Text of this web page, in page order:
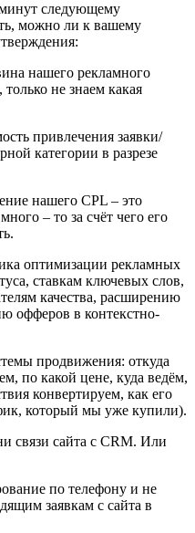
следующему
можно ли к вашему
нашего рекламного
не знаем какая
привлечения заявки/
категории в разрезе
нашего CPL – это
– то за счёт чего его
оптимизации рекламных
ставкам ключевых слов,
качества, расширению
офферов в контекстно-
продвижения: откуда
по какой цене, куда ведём,
конвертируем, как его
который мы уже купили).
связи сайта с CRM. Или
по телефону и не
заявкам с сайта в